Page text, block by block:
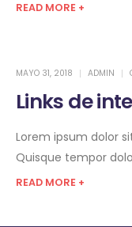
READ MORE +
MAYO 31, 2018 ADMIN
Links de
Lorem ipsum dolor
Quisque tempor
READ MORE +